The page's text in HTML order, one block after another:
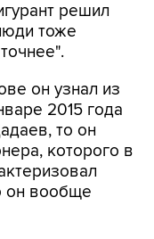
решил
тоже
он узнал из
2015 года
то он
которого в
он вообще